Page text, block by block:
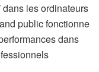
les ordinateurs
public fonctionne
dans